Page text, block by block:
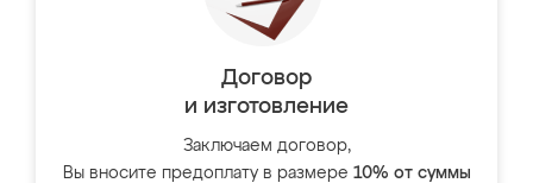
Договор
и изготовление
Заключаем договор,
Вы вносите предоплату в размере 10% от суммы